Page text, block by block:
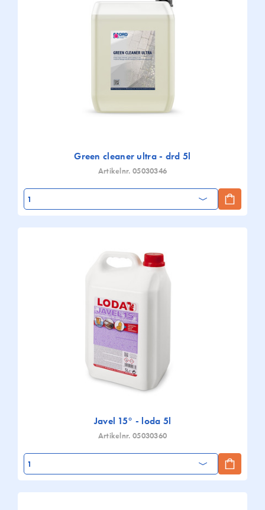
Green cleaner ultra - drd 5l
Artikelnr. 05030346
Javel 15° - loda 5l
Artikelnr. 05030360